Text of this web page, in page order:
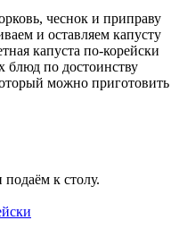
чеснок и приправу
и оставляем капусту
капуста по-корейски
по достоинству
можно приготовить
к столу.